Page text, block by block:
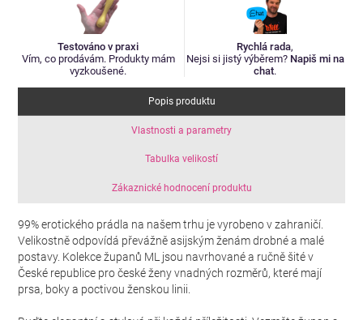
Testováno v praxi
Vím, co prodávám. Produkty mám
vyzkoušené.
Rychlá rada,
Nejsi si jistý výběrem? Napiš mi na
chat.
Popis produktu
Vlastnosti a parametry
Tabulka velikostí
Zákaznické hodnocení produktu
99% erotického prádla na našem trhu je vyrobeno v zahraničí.
Velikostně odpovídá převážně asijským ženám drobné a malé
postavy. Kolekce županů ML jsou navrhované a ručně šité v
České republice pro české ženy vnadných rozměrů, které mají
prsa, boky a poctivou ženskou linii.